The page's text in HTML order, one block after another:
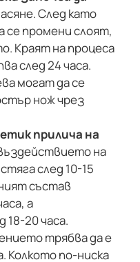
След като
се промени слоят,
Краят на процеса
след 24 часа.
могат да се
нож чрез
прилича на
на
след 10-15
състав
а
20 часа.
трябва да е
Колкото по-ниска